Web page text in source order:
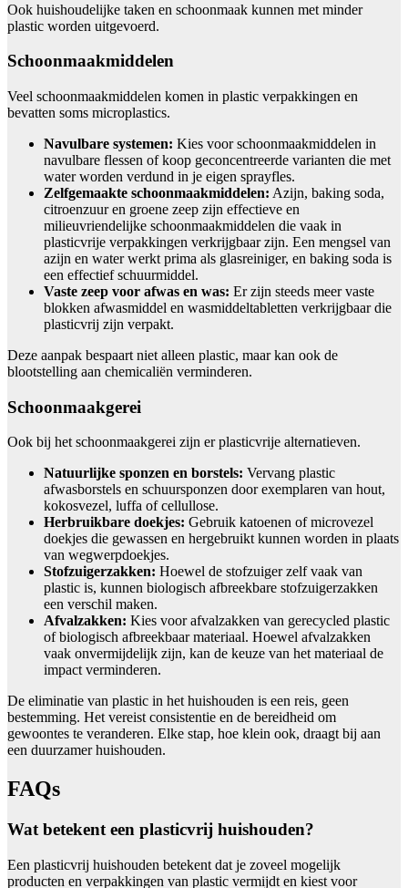
Ook huishoudelijke taken en schoonmaak kunnen met minder
plastic worden uitgevoerd.
Schoonmaakmiddelen
Veel schoonmaakmiddelen komen in plastic verpakkingen en
bevatten soms microplastics.
Navulbare systemen: Kies voor schoonmaakmiddelen in
navulbare flessen of koop geconcentreerde varianten die met
water worden verdund in je eigen sprayfles.
Zelfgemaakte schoonmaakmiddelen: Azijn, baking soda,
citroenzuur en groene zeep zijn effectieve en
milieuvriendelijke schoonmaakmiddelen die vaak in
plasticvrije verpakkingen verkrijgbaar zijn. Een mengsel van
azijn en water werkt prima als glasreiniger, en baking soda is
een effectief schuurmiddel.
Vaste zeep voor afwas en was: Er zijn steeds meer vaste
blokken afwasmiddel en wasmiddeltabletten verkrijgbaar die
plasticvrij zijn verpakt.
Deze aanpak bespaart niet alleen plastic, maar kan ook de
blootstelling aan chemicaliën verminderen.
Schoonmaakgerei
Ook bij het schoonmaakgerei zijn er plasticvrije alternatieven.
Natuurlijke sponzen en borstels: Vervang plastic
afwasborstels en schuursponzen door exemplaren van hout,
kokosvezel, luffa of cellullose.
Herbruikbare doekjes: Gebruik katoenen of microvezel
doekjes die gewassen en hergebruikt kunnen worden in plaats
van wegwerpdoekjes.
Stofzuigerzakken: Hoewel de stofzuiger zelf vaak van
plastic is, kunnen biologisch afbreekbare stofzuigerzakken
een verschil maken.
Afvalzakken: Kies voor afvalzakken van gerecycled plastic
of biologisch afbreekbaar materiaal. Hoewel afvalzakken
vaak onvermijdelijk zijn, kan de keuze van het materiaal de
impact verminderen.
De eliminatie van plastic in het huishouden is een reis, geen
bestemming. Het vereist consistentie en de bereidheid om
gewoontes te veranderen. Elke stap, hoe klein ook, draagt bij aan
een duurzamer huishouden.
FAQs
Wat betekent een plasticvrij huishouden?
Een plasticvrij huishouden betekent dat je zoveel mogelijk
producten en verpakkingen van plastic vermijdt en kiest voor